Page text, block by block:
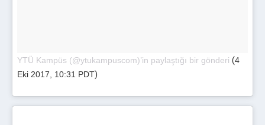
YTÜ Kampüs (@ytukampuscom)’in paylaştığı bir gönderi (4
Eki 2017, 10:31 PDT)